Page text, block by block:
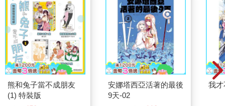
熊和兔子當不成朋友
(1) 特裝版
安娜塔西亞活著的最後
9天-02
我才